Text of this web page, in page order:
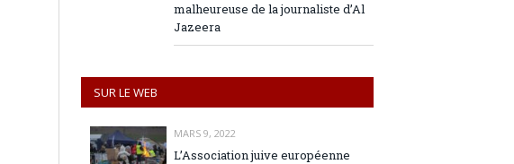
malheureuse de la journaliste d’Al
Jazeera
SUR LE WEB
MARS 9, 2022
L’Association juive européenne